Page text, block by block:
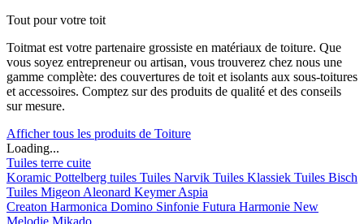
Tout pour votre toit
Toitmat est votre partenaire grossiste en matériaux de toiture. Que
vous soyez entrepreneur ou artisan, vous trouverez chez nous une
gamme complète: des couvertures de toit et isolants aux sous-toitures
et accessoires. Comptez sur des produits de qualité et des conseils
sur mesure.
Afficher tous les produits de Toiture
Loading...
Tuiles terre cuite
Koramic Pottelberg tuiles Tuiles Narvik Tuiles Klassiek Tuiles Bisch
Tuiles Migeon Aleonard KeymerAspia
Creaton Harmonica Domino Sinfonie Futura Harmonie New
Melodie Mikado